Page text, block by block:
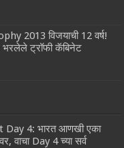
2013 विजयाची 12 वर्ष!
भरलेले ट्रॉफी कॅबिनेट
4: भारत आणखी एका
वाचा Day 4 च्या सर्व